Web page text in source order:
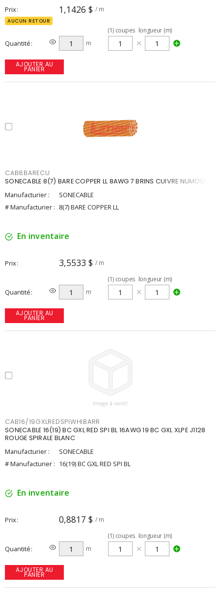
Prix 1,1426 $ / m
AUCUN RETOUR
Quantité m
(1) coupes longueur (m)
AJOUTER AU
PANIER
CAB8BARECU
SONECABLE 8(7) BARE COPPER LL 8AWG 7 BRINS CUIVRE NUMOU
Manufacturier :
SONECABLE
# Manufacturier : 8(7) BARE COPPER LL
En inventaire
Prix 3,5533 $ / m
Quantité m
(1) coupes longueur (m)
AJOUTER AU
PANIER
CAB16/19GXLREDSPIWHIBARR
SONECABLE 16(19) BC GXL RED SPI BL 16AWG 19 BC GXL XLPE J1128
ROUGE SPIRALE BLANC
Manufacturier :
SONECABLE
# Manufacturier : 16(19) BC GXL RED SPI BL
En inventaire
Prix 0,8817 $ / m
Quantité m
(1) coupes longueur (m)
AJOUTER AU
PANIER